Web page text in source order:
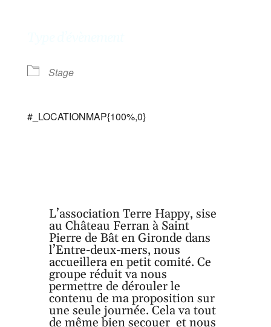
Stage
#_LOCATIONMAP{100%,0}
L’association Terre Happy, sise
au Château Ferran à Saint
Pierre de Bât en Gironde dans
l’Entre-deux-mers, nous
accueillera en petit comité. Ce
groupe réduit va nous
permettre de dérouler le
contenu de ma proposition sur
une seule journée. Cela va tout
de même bien secouer et nous